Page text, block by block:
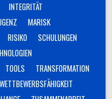
INTEGRITÄT
MARISK
RISIKO
SCHULUNGEN
TOOLS
TRANSFORMATION
WETTBEWERBSFÄHIGKEIT